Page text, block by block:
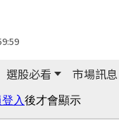
選股必看
市場訊息